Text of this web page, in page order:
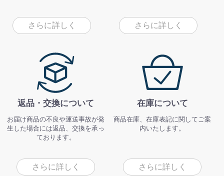
さらに詳しく さらに詳しく
返品・交換について
お届け商品の不良や運送事故が発
生した場合には返品、交換を承っ
ております。
さらに詳しく
在庫について
商品在庫、在庫表記に関してご案
内いたします。
さらに詳しく